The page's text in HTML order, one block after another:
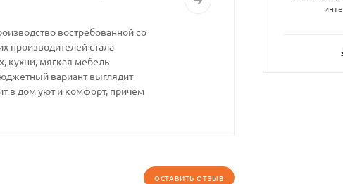
востребованной со
производителей стала
кухни, мягкая мебель
вариант выглядит
в дом уют и комфорт, причем
ОСТАВИТЬ ОТЗЫВ